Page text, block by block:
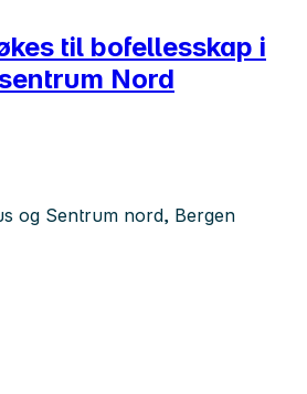
til bofellesskap i
Nord
og Sentrum nord, Bergen